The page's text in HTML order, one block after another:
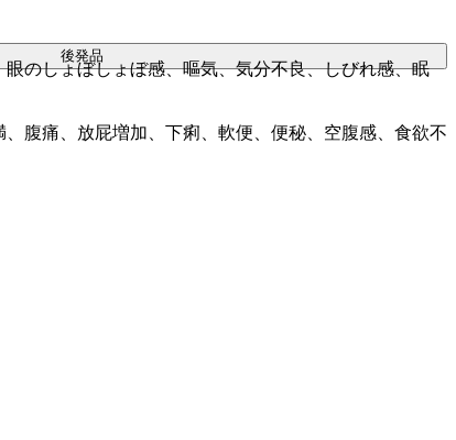
のしょぼしょぼ感、嘔気、気分不良、しびれ感、眠
腹痛、放屁増加、下痢、軟便、便秘、空腹感、食欲不
後発品